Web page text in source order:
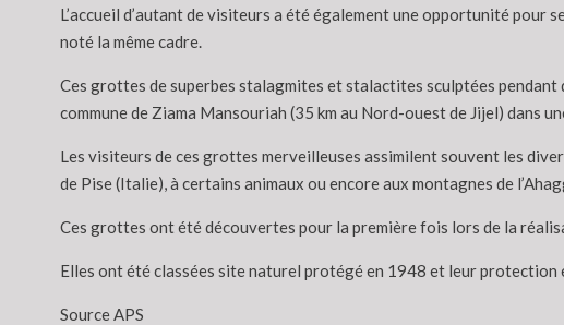
L’accueil d’autant de visiteurs a été également une opportunité pour
noté la même cadre.
Ces grottes de superbes stalagmites et stalactites sculptées pendant
commune de Ziama Mansouriah (35 km au Nord-ouest de Jijel) dans
Les visiteurs de ces grottes merveilleuses assimilent souvent les
de Pise (Italie), à certains animaux ou encore aux montagnes de
Ces grottes ont été découvertes pour la première fois lors de la
Elles ont été classées site naturel protégé en 1948 et leur
Source APS